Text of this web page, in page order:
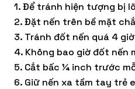
1. Để tránh hiện tượng bị
2. Đặt nến trên bề mặt
3. Tránh đốt nến quá 4
4. Không bao giờ đốt nến
5. Cắt bấc ¼ inch trước
6. Giữ nến xa tầm tay trẻ